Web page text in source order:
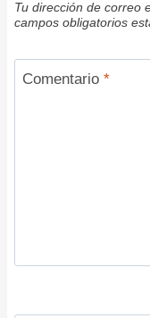
Tu dirección de correo
campos obligatorios
Comentario *